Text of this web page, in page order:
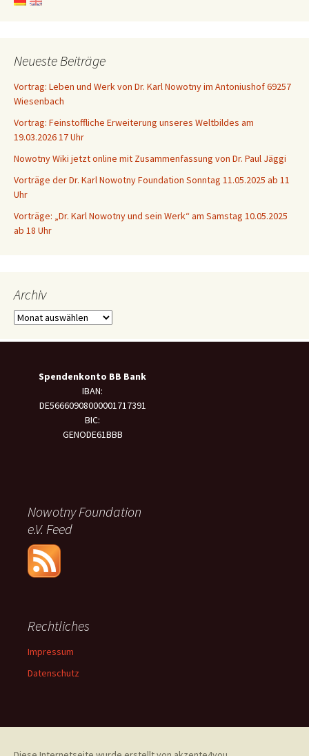
Neueste Beiträge
Vortrag: Leben und Werk von Dr. Karl Nowotny im Antoniushof 69257
Wiesenbach
Vortrag: Feinstoffliche Erweiterung unseres Weltbildes am
19.03.2026 17 Uhr
Nowotny Wiki jetzt online mit Zusammenfassung von Dr. Paul Jäggi
Vorträge der Dr. Karl Nowotny Foundation Sonntag 11.05.2025 ab 11
Uhr
Vorträge: „Dr. Karl Nowotny und sein Werk“ am Samstag 10.05.2025
ab 18 Uhr
Archiv
Archiv
Spendenkonto BB Bank
IBAN:
DE56660908000001717391
BIC:
GENODE61BBB
Nowotny Foundation
e.V. Feed
Rechtliches
Impressum
Datenschutz